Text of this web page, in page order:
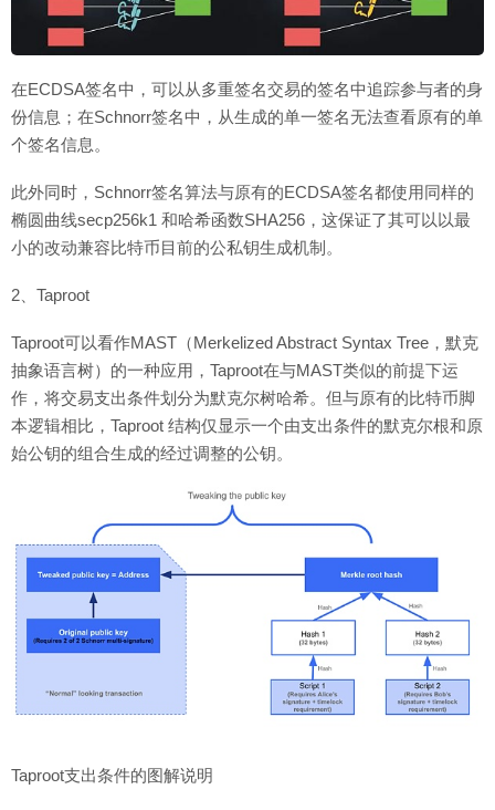
在ECDSA签名中，可以从多重签名交易的签名中追踪参与者的身
份信息；在Schnorr签名中，从生成的单一签名无法查看原有的单
个签名信息。
此外同时，Schnorr签名算法与原有的ECDSA签名都使用同样的
椭圆曲线secp256k1 和哈希函数SHA256，这保证了其可以以最
小的改动兼容比特币目前的公私钥生成机制。
2、Taproot
Taproot可以看作MAST（Merkelized Abstract Syntax Tree，默克
抽象语言树）的一种应用，Taproot在与MAST类似的前提下运
作，将交易支出条件划分为默克尔树哈希。但与原有的比特币脚
本逻辑相比，Taproot 结构仅显示一个由支出条件的默克尔根和原
始公钥的组合生成的经过调整的公钥。
Taproot支出条件的图解说明